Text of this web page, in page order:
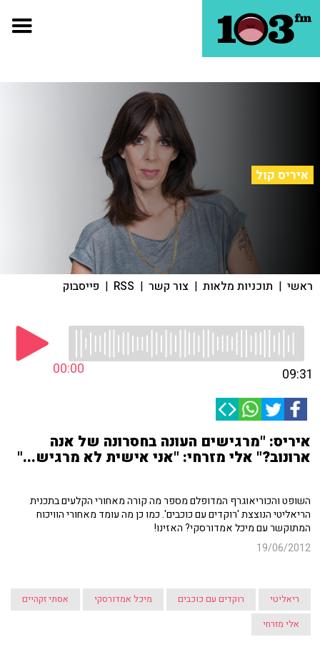
איריס קול
ראשי | תוכניות מלאות | צור קשר |
RSS
| פייסבוק
00:00 09:31
איריס: "מרגישים העונה בחסרונה של אנה
ארונוב?" אלי מזרחי: "אני אישית לא מרגיש..."
השופט והכוריאוגרף המדופלם מספר מה קורה מאחורי הקלעים בתכנית
הריאליטי הנוצצת 'רוקדים עם כוכבים'. כמו כן מה עומד מאחורי הוויכוח
המתוקשר עם מיכל אמדורסקי? האזינו!
19/06/2012
ריאליטי רוקדים עם כוכבים מיכל אמדורסקי
אסתי זקהיים
אלי מזרחי